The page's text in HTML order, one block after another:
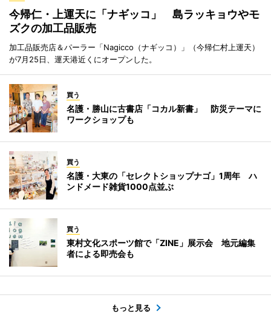
今帰仁・上運天に「ナギッコ」 島ラッキョウやモ
ズクの加工品販売
加工品販売店＆パーラー「Nagicco（ナギッコ）」（今帰仁村上運天）
が7月25日、運天港近くにオープンした。
買う
名護・勝山に古書店「コカル新書」 防災テーマに
ワークショップも
買う
名護・大東の「セレクトショップナゴ」1周年 ハ
ンドメード雑貨1000点並ぶ
買う
東村文化スポーツ館で「ZINE」展示会 地元編集
者による即売会も
もっと見る